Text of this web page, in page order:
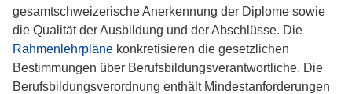
gesamtschweizerische Anerkennung der Diplome sowie
die Qualität der Ausbildung und der Abschlüsse. Die
Rahmenlehrpläne konkretisieren die gesetzlichen
Bestimmungen über Berufsbildungsverantwortliche. Die
Berufsbildungsverordnung enthält Mindestanforderungen